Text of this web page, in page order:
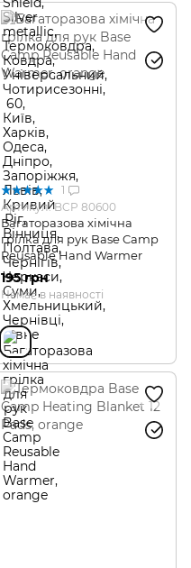
1
Артикул: BCP 80600
Багаторазова хімічна
грілка для рук Base Camp
Reusable Hand Warmer
195 грн
Немає в наявності